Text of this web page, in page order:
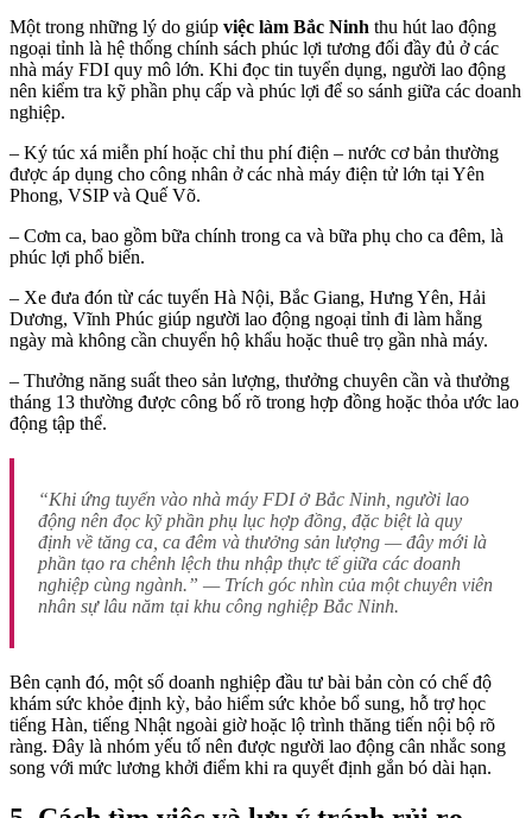
Một trong những lý do giúp việc làm Bắc Ninh thu hút lao động
ngoại tỉnh là hệ thống chính sách phúc lợi tương đối đầy đủ ở các
nhà máy FDI quy mô lớn. Khi đọc tin tuyển dụng, người lao động
nên kiểm tra kỹ phần phụ cấp và phúc lợi để so sánh giữa các doanh
nghiệp.
– Ký túc xá miễn phí hoặc chỉ thu phí điện – nước cơ bản thường
được áp dụng cho công nhân ở các nhà máy điện tử lớn tại Yên
Phong, VSIP và Quế Võ.
– Cơm ca, bao gồm bữa chính trong ca và bữa phụ cho ca đêm, là
phúc lợi phổ biến.
– Xe đưa đón từ các tuyến Hà Nội, Bắc Giang, Hưng Yên, Hải
Dương, Vĩnh Phúc giúp người lao động ngoại tỉnh đi làm hằng
ngày mà không cần chuyển hộ khẩu hoặc thuê trọ gần nhà máy.
– Thưởng năng suất theo sản lượng, thưởng chuyên cần và thưởng
tháng 13 thường được công bố rõ trong hợp đồng hoặc thỏa ước lao
động tập thể.
“Khi ứng tuyển vào nhà máy FDI ở Bắc Ninh, người lao
động nên đọc kỹ phần phụ lục hợp đồng, đặc biệt là quy
định về tăng ca, ca đêm và thưởng sản lượng — đây mới là
phần tạo ra chênh lệch thu nhập thực tế giữa các doanh
nghiệp cùng ngành.” — Trích góc nhìn của một chuyên viên
nhân sự lâu năm tại khu công nghiệp Bắc Ninh.
Bên cạnh đó, một số doanh nghiệp đầu tư bài bản còn có chế độ
khám sức khỏe định kỳ, bảo hiểm sức khỏe bổ sung, hỗ trợ học
tiếng Hàn, tiếng Nhật ngoài giờ hoặc lộ trình thăng tiến nội bộ rõ
ràng. Đây là nhóm yếu tố nên được người lao động cân nhắc song
song với mức lương khởi điểm khi ra quyết định gắn bó dài hạn.